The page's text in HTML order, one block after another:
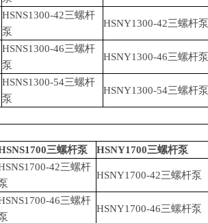
HSNS1300-42三螺杆
泵
HSNY1300-42三螺杆泵
HSNS1300-46三螺杆
泵
HSNY1300-46三螺杆泵
HSNS1300-54三螺杆
泵
HSNY1300-54三螺杆泵
三螺杆泵 HSNY1700三螺杆泵
42三螺杆
HSNY1700-42三螺杆泵
46三螺杆
HSNY1700-46三螺杆泵